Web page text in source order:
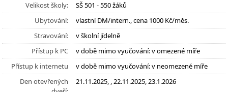
Velikost školy:
SŠ 501 - 550 žáků
Ubytování:
vlastní DM/intern., cena 1000 Kč/měs.
Stravování:
v školní jídelně
Přístup k PC
v době mimo vyučování: v omezené míře
Přístup k internetu
v době mimo vyučování: v neomezené míře
Den otevřených
21.11.2025, , 22.11.2025, 23.1.2026